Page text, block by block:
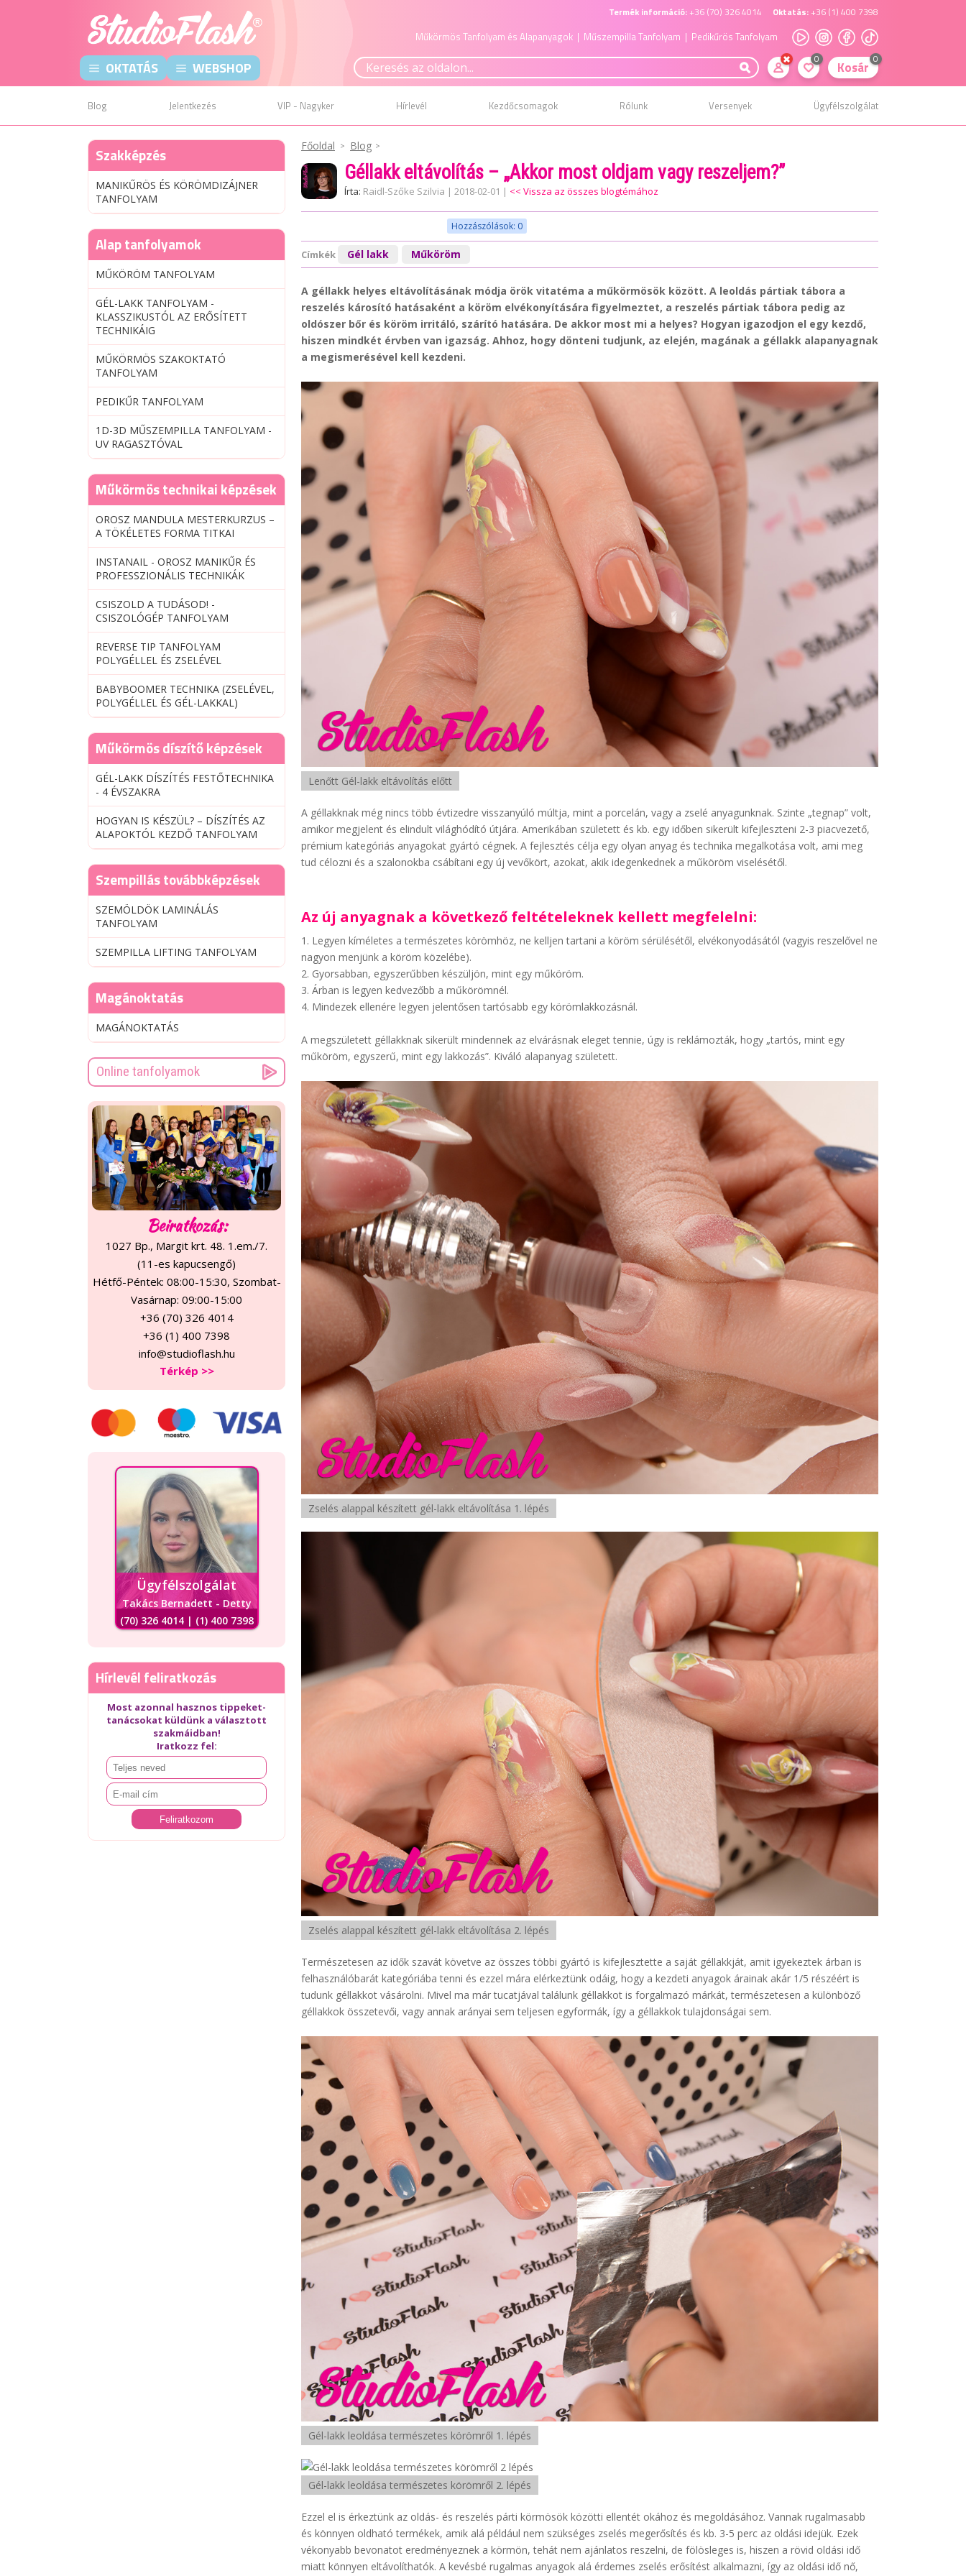
Termék információ: +36 (70) 326 4014 Oktatás: +36 (1) 400 7398
Műkörmös Tanfolyam és Alapanyagok | Műszempilla Tanfolyam | Pedikűrös Tanfolyam
OKTATÁS WEBSHOP 0 Kosár 0
Blog Jelentkezés VIP - Nagyker Hírlevél Kezdőcsomagok Rólunk Versenyek Ügyfélszolgálat
Főoldal Blog
Géllakk eltávolítás – „Akkor most oldjam vagy reszeljem?”
Írta: Raidl-Szőke Szilvia | 2018-02-01 | << Vissza az összes blogtémához
Hozzászólások: 0
Címkék Gél lakk Műköröm
A géllakk helyes eltávolításának módja örök vitatéma a műkörmösök között. A leoldás pártiak tábora a
reszelés károsító hatásaként a köröm elvékonyítására figyelmeztet, a reszelés pártiak tábora pedig az
oldószer bőr és köröm irritáló, szárító hatására. De akkor most mi a helyes? Hogyan igazodjon el egy kezdő,
hiszen mindkét érvben van igazság. Ahhoz, hogy dönteni tudjunk, az elején, magának a géllakk alapanyagnak
a megismerésével kell kezdeni.
Lenőtt Gél-lakk eltávolítás előtt
A géllakknak még nincs több évtizedre visszanyúló múltja, mint a porcelán, vagy a zselé anyagunknak. Szinte „tegnap” volt,
amikor megjelent és elindult világhódító útjára. Amerikában született és kb. egy időben sikerült kifejleszteni 2-3 piacvezető,
prémium kategóriás anyagokat gyártó cégnek. A fejlesztés célja egy olyan anyag és technika megalkotása volt, ami meg
tud célozni és a szalonokba csábítani egy új vevőkört, azokat, akik idegenkednek a műköröm viselésétől.
Az új anyagnak a következő feltételeknek kellett megfelelni:
1. Legyen kíméletes a természetes körömhöz, ne kelljen tartani a köröm sérülésétől, elvékonyodásától (vagyis reszelővel ne
nagyon menjünk a köröm közelébe).
2. Gyorsabban, egyszerűbben készüljön, mint egy műköröm.
3. Árban is legyen kedvezőbb a műkörömnél.
4. Mindezek ellenére legyen jelentősen tartósabb egy körömlakkozásnál.
A megszületett géllakknak sikerült mindennek az elvárásnak eleget tennie, úgy is reklámozták, hogy „tartós, mint egy
műköröm, egyszerű, mint egy lakkozás”. Kiváló alapanyag született.
Zselés alappal készített gél-lakk eltávolítása 1. lépés
Zselés alappal készített gél-lakk eltávolítása 2. lépés
Természetesen az idők szavát követve az összes többi gyártó is kifejlesztette a saját géllakkját, amit igyekeztek árban is
felhasználóbarát kategóriába tenni és ezzel mára elérkeztünk odáig, hogy a kezdeti anyagok árainak akár 1/5 részéért is
tudunk géllakkot vásárolni. Mivel ma már tucatjával találunk géllakkot is forgalmazó márkát, természetesen a különböző
géllakkok összetevői, vagy annak arányai sem teljesen egyformák, így a géllakkok tulajdonságai sem.
Gél-lakk leoldása természetes körömről 1. lépés
Gél-lakk leoldása természetes körömről 2. lépés
Ezzel el is érkeztünk az oldás- és reszelés párti körmösök közötti ellentét okához és megoldásához. Vannak rugalmasabb
és könnyen oldható termékek, amik alá például nem szükséges zselés megerősítés és kb. 3-5 perc az oldási idejük. Ezek
vékonyabb bevonatot eredményeznek a körmön, tehát nem ajánlatos reszelni, de fölösleges is, hiszen a rövid oldási idő
miatt könnyen eltávolíthatók. A kevésbé rugalmas anyagok alá érdemes zselés erősítést alkalmazni, így az oldási idő nő,
Szakképzés
MANIKŰRÖS ÉS KÖRÖMDIZÁJNER
TANFOLYAM
Alap tanfolyamok
MŰKÖRÖM TANFOLYAM
GÉL-LAKK TANFOLYAM -
KLASSZIKUSTÓL AZ ERŐSÍTETT
TECHNIKÁIG
MŰKÖRMÖS SZAKOKTATÓ
TANFOLYAM
PEDIKŰR TANFOLYAM
1D-3D MŰSZEMPILLA TANFOLYAM -
UV RAGASZTÓVAL
Műkörmös technikai képzések
OROSZ MANDULA MESTERKURZUS –
A TÖKÉLETES FORMA TITKAI
INSTANAIL - OROSZ MANIKŰR ÉS
PROFESSZIONÁLIS TECHNIKÁK
CSISZOLD A TUDÁSOD! -
CSISZOLÓGÉP TANFOLYAM
REVERSE TIP TANFOLYAM
POLYGÉLLEL ÉS ZSELÉVEL
BABYBOOMER TECHNIKA (ZSELÉVEL,
POLYGÉLLEL ÉS GÉL-LAKKAL)
Műkörmös díszítő képzések
GÉL-LAKK DÍSZÍTÉS FESTŐTECHNIKA
- 4 ÉVSZAKRA
HOGYAN IS KÉSZÜL? – DÍSZÍTÉS AZ
ALAPOKTÓL KEZDŐ TANFOLYAM
Szempillás továbbképzések
SZEMÖLDÖK LAMINÁLÁS
TANFOLYAM
SZEMPILLA LIFTING TANFOLYAM
Magánoktatás
MAGÁNOKTATÁS
Online tanfolyamok
Beiratkozás:
1027 Bp., Margit krt. 48. 1.em./7.
(11-es kapucsengő)
Hétfő-Péntek: 08:00-15:30, Szombat-
Vasárnap: 09:00-15:00
+36 (70) 326 4014
+36 (1) 400 7398
info@studioflash.hu
Térkép >>
Ügyfélszolgálat
Takács Bernadett - Detty
(70) 326 4014 | (1) 400 7398
Hírlevél feliratkozás
Most azonnal hasznos tippeket-
tanácsokat küldünk a választott
szakmáidban!
Iratkozz fel: